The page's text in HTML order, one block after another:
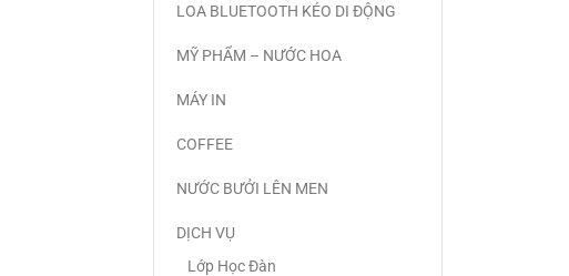
LOA BLUETOOTH KÉO DI ĐỘNG
MỸ PHẨM – NƯỚC HOA
MÁY IN
COFFEE
NƯỚC BƯỞI LÊN MEN
DỊCH VỤ
Lớp Học Đàn